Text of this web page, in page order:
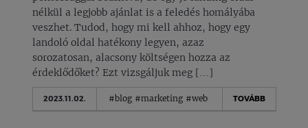
nélkül a legjobb ajánlat is a feledés homályába
veszhet. Tudod, hogy mi kell ahhoz, hogy egy
landoló oldal hatékony legyen, azaz
sorozatosan, alacsony költségen hozza az
érdeklődőket? Ezt vizsgáljuk meg […]
2023.11.02. #blog #marketing #web TOVÁBB